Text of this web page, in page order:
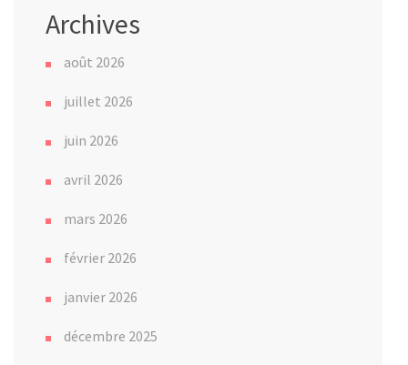
Archives
août 2026
juillet 2026
juin 2026
avril 2026
mars 2026
février 2026
janvier 2026
décembre 2025